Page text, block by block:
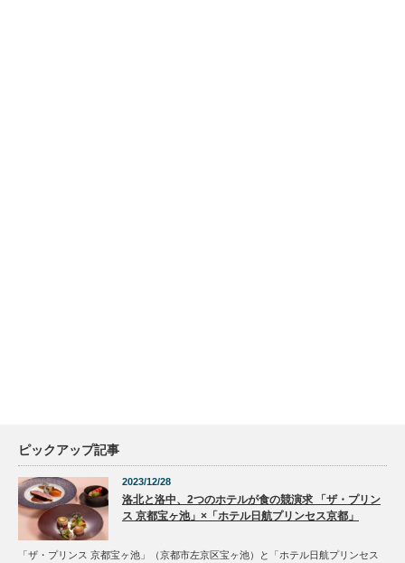
ピックアップ記事
2023/12/28
洛北と洛中、2つのホテルが食の競演求 「ザ・プリン
ス 京都宝ヶ池」×「ホテル日航プリンセス京都」
「ザ・プリンス 京都宝ヶ池」（京都市左京区宝ヶ池）と「ホテル日航プリンセス